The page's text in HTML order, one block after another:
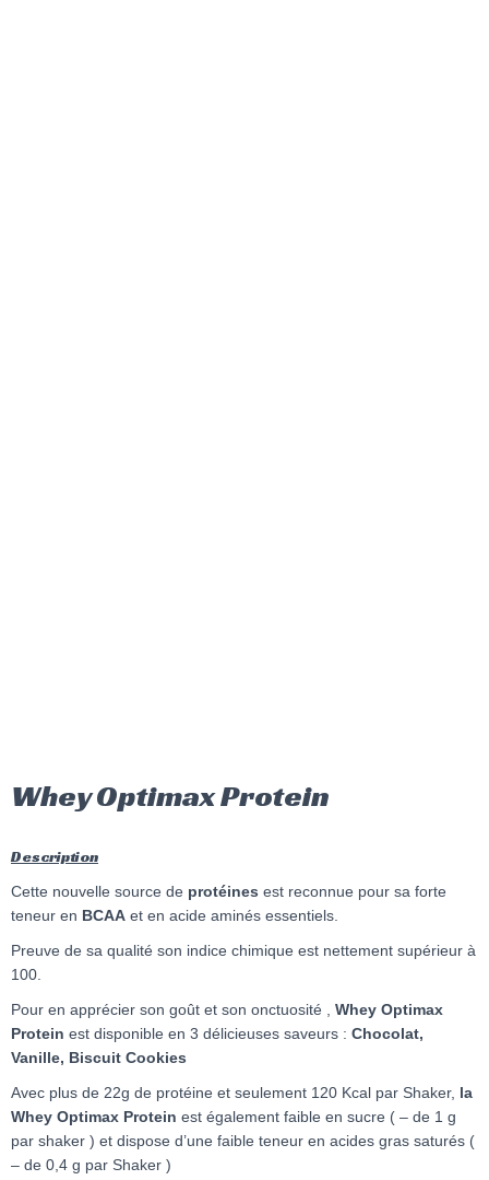
Whey Optimax Protein
Description
Cette nouvelle source de protéines est reconnue pour sa forte
teneur en BCAA et en acide aminés essentiels.
Preuve de sa qualité son indice chimique est nettement supérieur à
100.
Pour en apprécier son goût et son onctuosité , Whey Optimax
Protein est disponible en 3 délicieuses saveurs : Chocolat,
Vanille, Biscuit Cookies
Avec plus de 22g de protéine et seulement 120 Kcal par Shaker, la
Whey Optimax Protein est également faible en sucre ( – de 1 g
par shaker ) et dispose d’une faible teneur en acides gras saturés (
– de 0,4 g par Shaker )